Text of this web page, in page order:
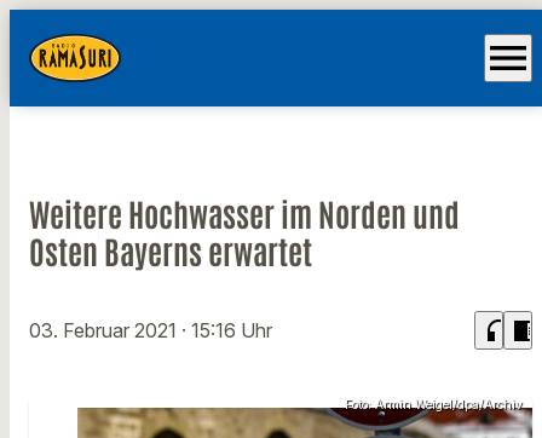
menu
Weitere Hochwasser im Norden und
Osten Bayerns erwartet
03. Februar 2021 · 15:16 Uhr headphones chrome_reader_mode
Foto: Armin Weigel/dpa/Archiv